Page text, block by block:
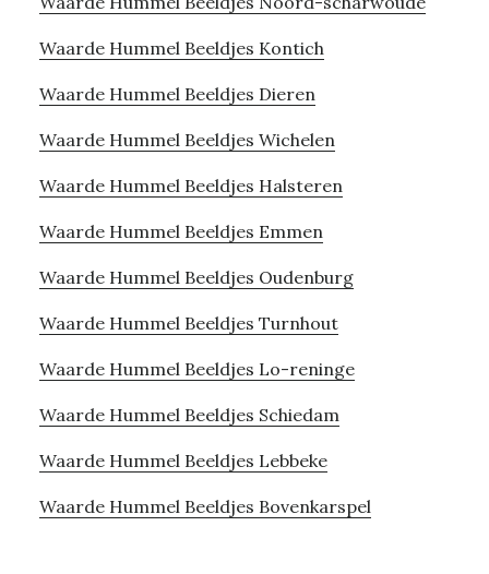
Waarde Hummel Beeldjes Kontich
Waarde Hummel Beeldjes Dieren
Waarde Hummel Beeldjes Wichelen
Waarde Hummel Beeldjes Halsteren
Waarde Hummel Beeldjes Emmen
Waarde Hummel Beeldjes Oudenburg
Waarde Hummel Beeldjes Turnhout
Waarde Hummel Beeldjes Lo-reninge
Waarde Hummel Beeldjes Schiedam
Waarde Hummel Beeldjes Lebbeke
Waarde Hummel Beeldjes Bovenkarspel